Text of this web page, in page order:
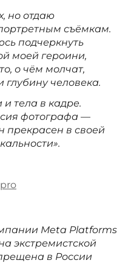
но отдаю
съёмкам.
подчеркнуть
моей героини,
о чём молчат,
глубину человека.
тела в кадре.
фотографа —
прекрасен в своей
Meta Platforms
экстремистской
в России